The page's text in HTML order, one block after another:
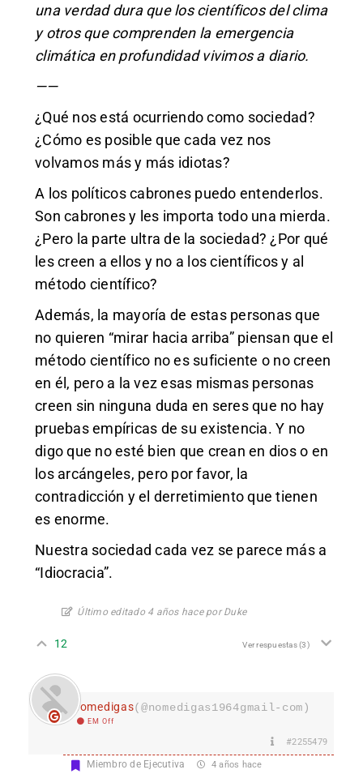
una verdad dura que los científicos del clima
y otros que comprenden la emergencia
climática en profundidad vivimos a diario.
——
¿Qué nos está ocurriendo como sociedad?
¿Cómo es posible que cada vez nos
volvamos más y más idiotas?
A los políticos cabrones puedo entenderlos.
Son cabrones y les importa todo una mierda.
¿Pero la parte ultra de la sociedad? ¿Por qué
les creen a ellos y no a los científicos y al
método científico?
Además, la mayoría de estas personas que
no quieren “mirar hacia arriba” piensan que el
método científico no es suficiente o no creen
en él, pero a la vez esas mismas personas
creen sin ninguna duda en seres que no hay
pruebas empíricas de su existencia. Y no
digo que no esté bien que crean en dios o en
los arcángeles, pero por favor, la
contradicción y el derretimiento que tienen
es enorme.
Nuestra sociedad cada vez se parece más a
“Idiocracia”.
Último editado 4 años hace por Duke
12 Ver respuestas(3)
nomedigas(@nomedigas1964gmail-com)
EM Off
#2255479
Miembro de Ejecutiva 4 años hace